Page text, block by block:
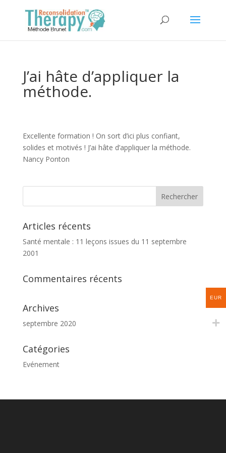
J’ai hâte d’appliquer la
méthode.
Excellente formation ! On sort d’ici plus confiant,
solides et motivés ! J’ai hâte d’appliquer la méthode.
Nancy Ponton
Articles récents
Santé mentale : 11 leçons issues du 11 septembre
2001
Commentaires récents
Archives
septembre 2020
Catégories
Evénement
EUR